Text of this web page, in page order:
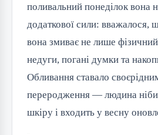
поливальний понеділок вона
додаткової сили: вважалося,
вона змиває не лише
недуги, погані думки та
Обливання ставало
переродження — людина ніби
шкіру і входить у весну